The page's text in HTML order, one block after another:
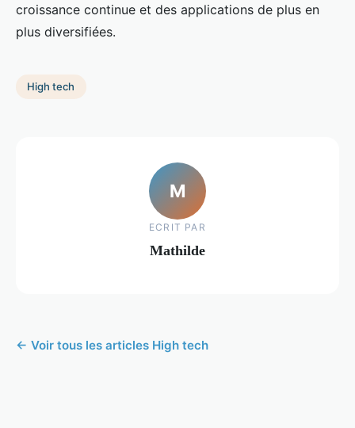
croissance continue et des applications de plus en
plus diversifiées.
High tech
M
ECRIT PAR
Mathilde
← Voir tous les articles High tech